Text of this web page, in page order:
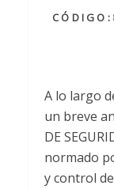
CÓDIGO:
A lo largo
un breve
DE
normado
y control